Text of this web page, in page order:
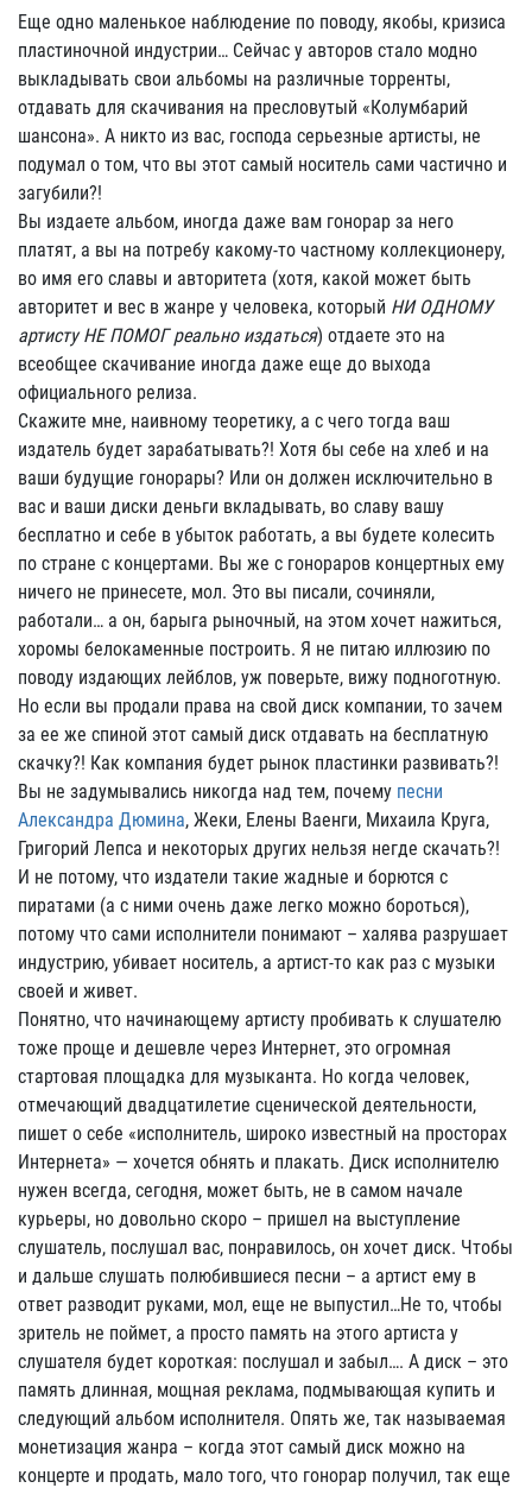
Еще одно маленькое наблюдение по поводу, якобы, кризиса
пластиночной индустрии… Сейчас у авторов стало модно
выкладывать свои альбомы на различные торренты,
отдавать для скачивания на пресловутый «Колумбарий
шансона». А никто из вас, господа серьезные артисты, не
подумал о том, что вы этот самый носитель сами частично и
загубили?!
Вы издаете альбом, иногда даже вам гонорар за него
платят, а вы на потребу какому-то частному коллекционеру,
во имя его славы и авторитета (хотя, какой может быть
авторитет и вес в жанре у человека, который НИ ОДНОМУ
артисту НЕ ПОМОГ реально издаться) отдаете это на
всеобщее скачивание иногда даже еще до выхода
официального релиза.
Скажите мне, наивному теоретику, а с чего тогда ваш
издатель будет зарабатывать?! Хотя бы себе на хлеб и на
ваши будущие гонорары? Или он должен исключительно в
вас и ваши диски деньги вкладывать, во славу вашу
бесплатно и себе в убыток работать, а вы будете колесить
по стране с концертами. Вы же с гонораров концертных ему
ничего не принесете, мол. Это вы писали, сочиняли,
работали… а он, барыга рыночный, на этом хочет нажиться,
хоромы белокаменные построить. Я не питаю иллюзию по
поводу издающих лейблов, уж поверьте, вижу подноготную.
Но если вы продали права на свой диск компании, то зачем
за ее же спиной этот самый диск отдавать на бесплатную
скачку?! Как компания будет рынок пластинки развивать?!
Вы не задумывались никогда над тем, почему песни
Александра Дюмина, Жеки, Елены Ваенги, Михаила Круга,
Григорий Лепса и некоторых других нельзя негде скачать?!
И не потому, что издатели такие жадные и борются с
пиратами (а с ними очень даже легко можно бороться),
потому что сами исполнители понимают – халява разрушает
индустрию, убивает носитель, а артист-то как раз с музыки
своей и живет.
Понятно, что начинающему артисту пробивать к слушателю
тоже проще и дешевле через Интернет, это огромная
стартовая площадка для музыканта. Но когда человек,
отмечающий двадцатилетие сценической деятельности,
пишет о себе «исполнитель, широко известный на просторах
Интернета» — хочется обнять и плакать. Диск исполнителю
нужен всегда, сегодня, может быть, не в самом начале
курьеры, но довольно скоро – пришел на выступление
слушатель, послушал вас, понравилось, он хочет диск. Чтобы
и дальше слушать полюбившиеся песни – а артист ему в
ответ разводит руками, мол, еще не выпустил…Не то, чтобы
зритель не поймет, а просто память на этого артиста у
слушателя будет короткая: послушал и забыл…. А диск – это
память длинная, мощная реклама, подмывающая купить и
следующий альбом исполнителя. Опять же, так называемая
монетизация жанра – когда этот самый диск можно на
концерте и продать, мало того, что гонорар получил, так еще